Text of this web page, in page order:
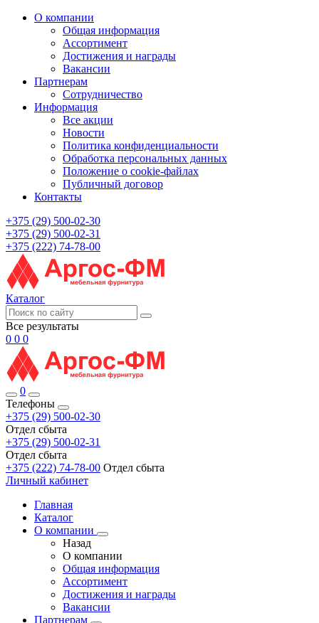
О компании
Общая информация
Ассортимент
Достижения и награды
Вакансии
Партнерам
Сотрудничество
Информация
Все акции
Новости
Политика конфиденциальности
Обработка персональных данных
Положение о cookie-файлах
Публичный договор
Контакты
+375 (29) 500-02-30
+375 (29) 500-02-31
+375 (222) 74-78-00
Каталог
Все результаты
0 0 0
0
Телефоны
+375 (29) 500-02-30
Отдел сбыта
+375 (29) 500-02-31
Отдел сбыта
+375 (222) 74-78-00 Отдел сбыта
Личный кабинет
Главная
Каталог
О компании
Назад
О компании
Общая информация
Ассортимент
Достижения и награды
Вакансии
Партнерам